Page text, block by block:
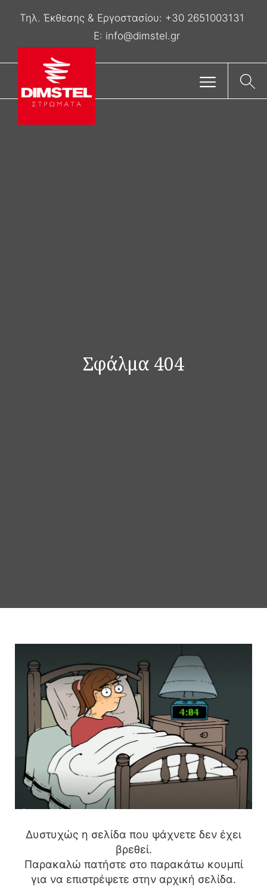
Τηλ. Έκθεσης & Eργοστασίου: +30 2651003131
E: info@dimstel.gr
Σφάλμα 404
Δυστυχώς η σελίδα που ψάχνετε δεν έχει
βρεθεί.
Παρακαλώ πατήστε στο παρακάτω κουμπί
για να επιστρέψετε στην αρχική σελίδα.